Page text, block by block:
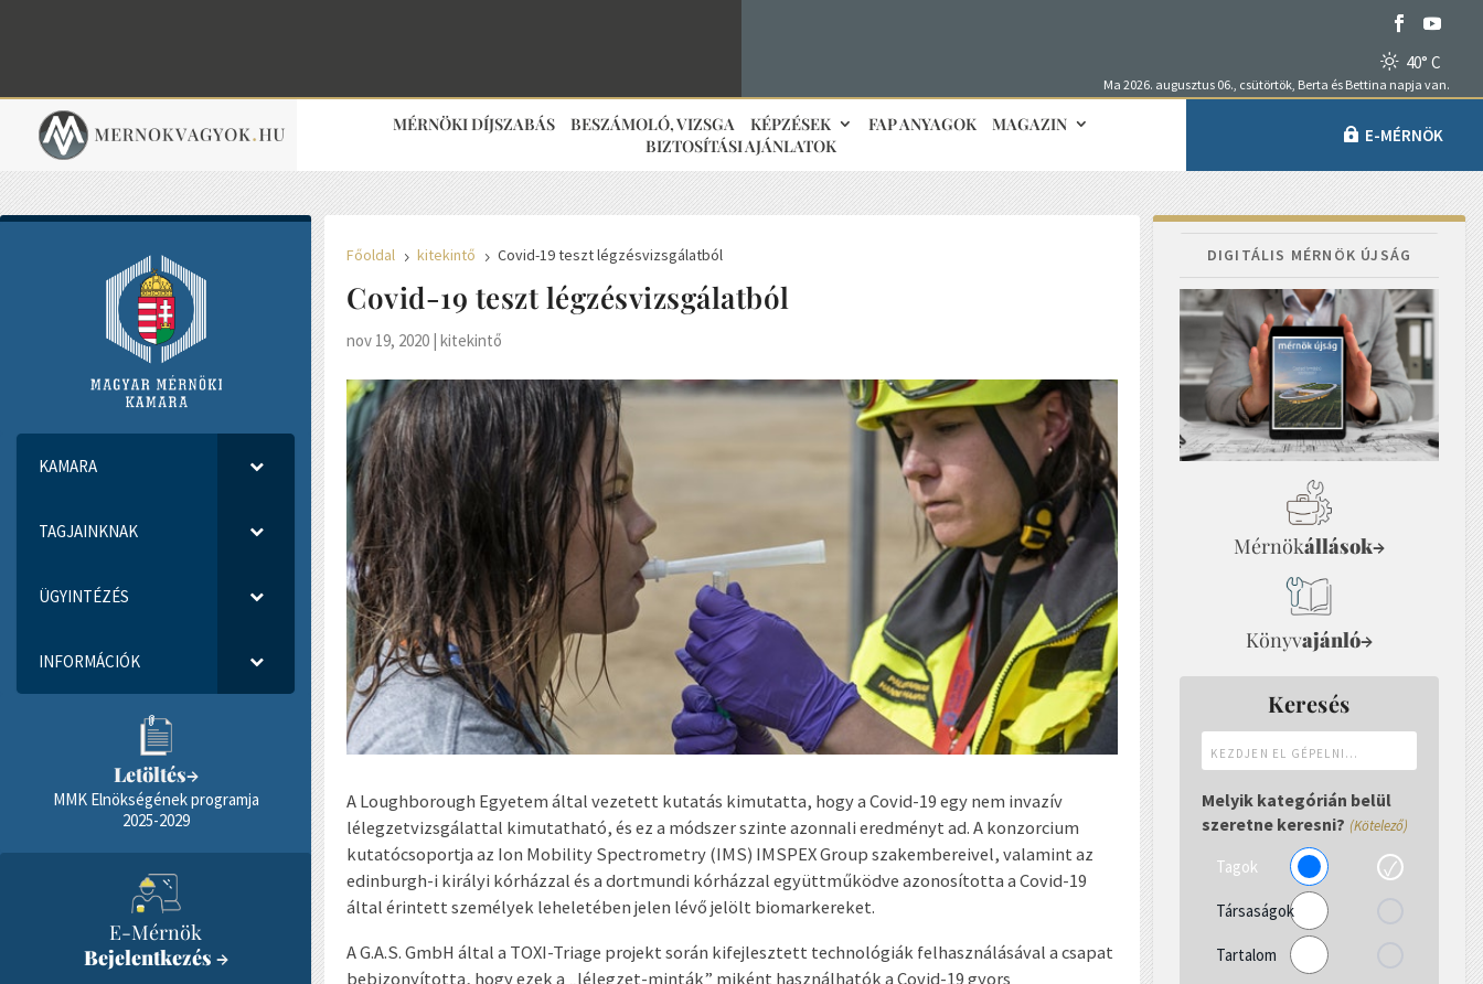
40° C
Ma 2026. augusztus 06., csütörtök, Berta és Bettina napja van.
MÉRNÖKI DÍJSZABÁS BESZÁMOLÓ, VIZSGA KÉPZÉSEK FAP ANYAGOK
MAGAZIN
BIZTOSÍTÁSI AJÁNLATOK
E-MÉRNÖK
KAMARA
TAGJAINKNAK
ÜGYINTÉZÉS
INFORMÁCIÓK
Letöltés→
MMK Elnökségének programja
2025-2029
E-Mérnök
Bejelentkezés →
Főoldal 5 kitekintő 5 Covid-19 teszt légzésvizsgálatból
Covid-19 teszt légzésvizsgálatból
nov 19, 2020 |kitekintő
A Loughborough Egyetem által vezetett kutatás kimutatta, hogy a Covid-19 egy nem invazív
lélegzetvizsgálattal kimutatható, és ez a módszer szinte azonnali eredményt ad. A konzorcium
kutatócsoportja az Ion Mobility Spectrometry (IMS) IMSPEX Group szakembereivel, valamint az
edinburgh-i királyi kórházzal és a dortmundi kórházzal együttműködve azonosította a Covid-19
által érintett személyek leheletében jelen lévő jelölt biomarkereket.
A G.A.S. GmbH által a TOXI-Triage projekt során kifejlesztett technológiák felhasználásával a csapat
bebizonyította, hogy ezek a „lélegzet-minták” miként használhatók a Covid-19 gyors
DIGITÁLIS MÉRNÖK ÚJSÁG
Mérnökállások→
Könyvajánló→
Keresés
el
gépelni...
Melyik kategórián belül
szeretne keresni? (Kötelező)
Tagok
Társaságok
Tartalom